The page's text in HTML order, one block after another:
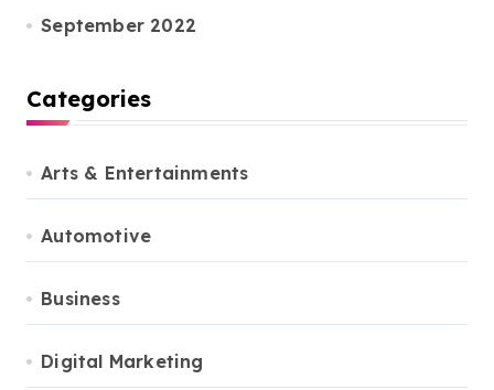
September 2022
Categories
Arts & Entertainments
Automotive
Business
Digital Marketing